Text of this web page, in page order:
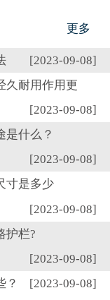
更多
[2023-09-08]
久耐用作用更
[2023-09-08]
是什么？
[2023-09-08]
寸是多少
[2023-09-08]
护栏?
[2023-09-08]
？
[2023-09-08]